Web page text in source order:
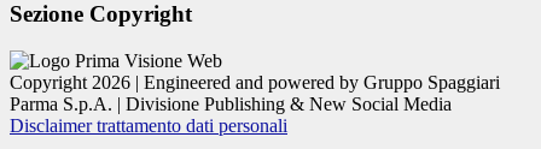
Sezione Copyright
Copyright 2026 | Engineered and powered by Gruppo Spaggiari
Parma S.p.A. | Divisione Publishing & New Social Media
Disclaimer trattamento dati personali